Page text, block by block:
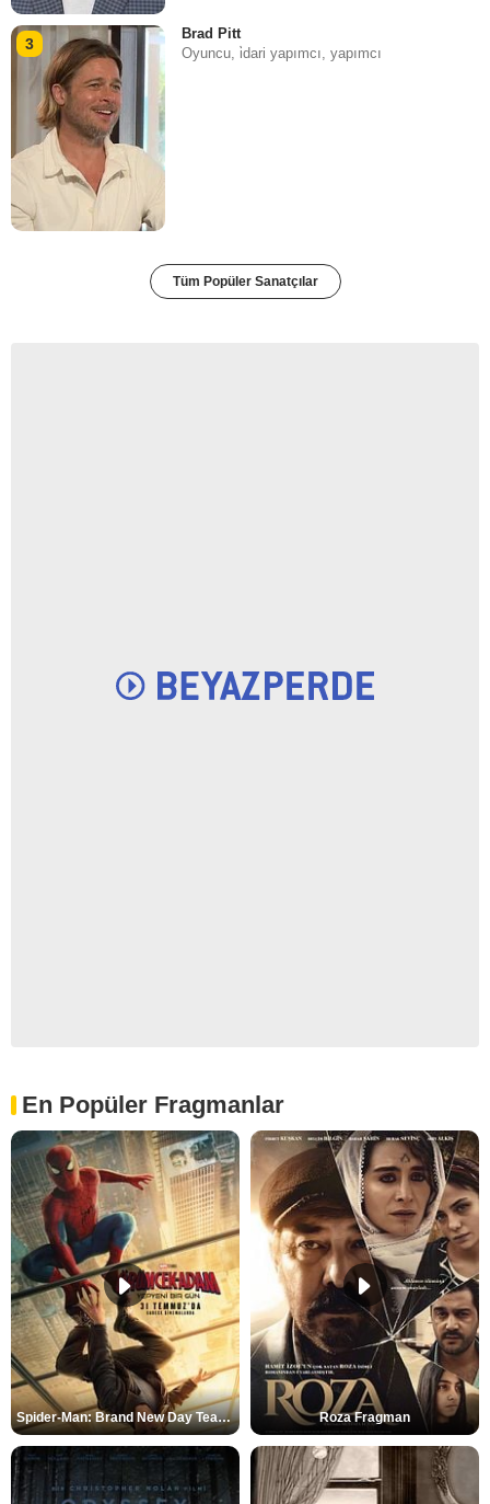
3
Brad Pitt
Oyuncu, i̇dari yapımcı, yapımcı
Tüm Popüler Sanatçılar
En Popüler Fragmanlar
Spider-Man: Brand New Day Teaser Roza Fragman